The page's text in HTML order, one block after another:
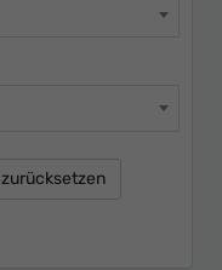
zurücksetzen